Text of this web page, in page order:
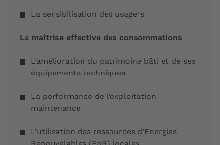
La sensibilisation des usagers
La maîtrise effective des consommations
L’amélioration du patrimoine bâti et de ses
équipements techniques
La performance de l’exploitation
maintenance
L’utilisation des ressources d’Energies